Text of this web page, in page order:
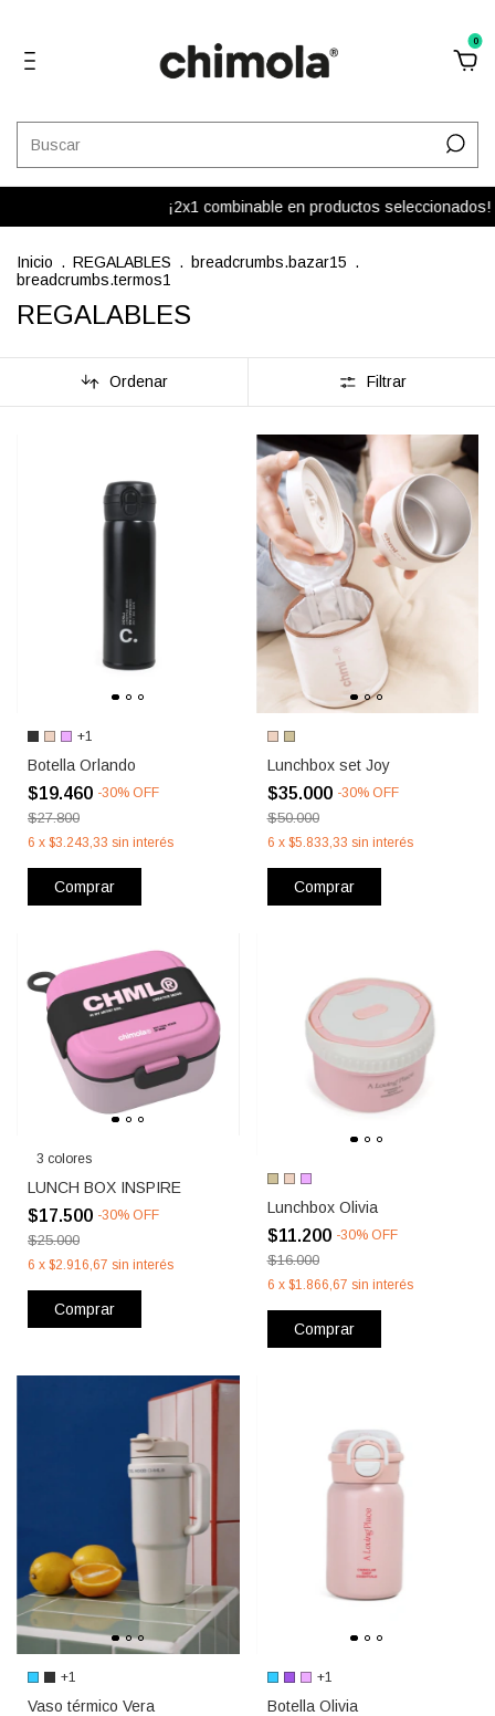
0
¡2x1 combinable en productos seleccionados! Del
Inicio . REGALABLES . breadcrumbs.bazar15 .
breadcrumbs.termos1
REGALABLES
Ordenar Filtrar
+1
Botella Orlando
$19.460 -30% OFF
$27.800
6 x $3.243,33 sin interés
Comprar
Lunchbox set Joy
$35.000 -30% OFF
$50.000
6 x $5.833,33 sin interés
Comprar
3 colores
LUNCH BOX INSPIRE
$17.500 -30% OFF
$25.000
6 x $2.916,67 sin interés
Comprar
Lunchbox Olivia
$11.200 -30% OFF
$16.000
6 x $1.866,67 sin interés
Comprar
+1
Vaso térmico Vera
+1
Botella Olivia